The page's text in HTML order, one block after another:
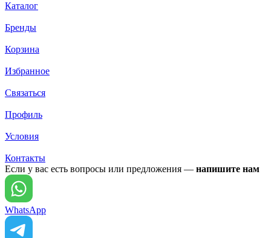
Каталог
Бренды
Корзина
Избранное
Связаться
Профиль
Условия
Контакты
Если у вас есть вопросы или предложения — напишите нам
WhatsApp